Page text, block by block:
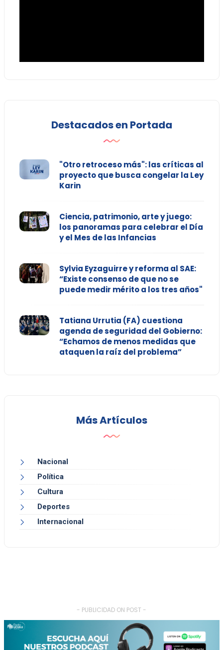
Destacados en Portada
"Otro retroceso más": las críticas al
proyecto que busca congelar la Ley
Karin
Ciencia, patrimonio, arte y juego:
los panoramas para celebrar el Día
y el Mes de las Infancias
Sylvia Eyzaguirre y reforma al SAE:
“Existe consenso de que no se
puede medir mérito a los tres años"
Tatiana Urrutia (FA) cuestiona
agenda de seguridad del Gobierno:
“Echamos de menos medidas que
ataquen la raíz del problema”
Más Artículos
Nacional
Política
Cultura
Deportes
Internacional
- PUBLICIDAD ON POST -